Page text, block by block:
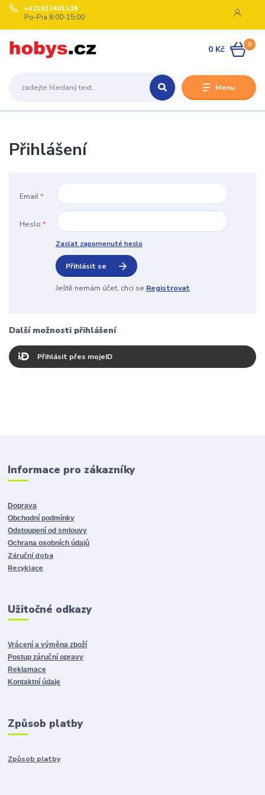
Menu
+421917401136
Po-Pia 8:00-15:00
0
0 Kč
Přihlášení
Email*
Heslo *
Zaslat zapomenuté heslo
Přihlásit se
Ještě nemám účet, chci se Registrovat
Další možnosti přihlášení
Přihlásit přes mojeID
Informace pro zákazníky
Doprava
Obchodní podmínky
Odstoupení od smlouvy
Ochrana osobních údajů
Záruční doba
Recyklace
Užitočné odkazy
Vrácení a výměna zboží
Postup záruční opravy
Reklamace
Kontaktní údaje
Způsob platby
Způsob platby